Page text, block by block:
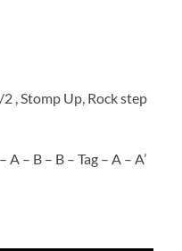
, Stomp Up, Rock step
A – B – B – Tag – A – A’